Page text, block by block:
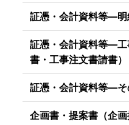
証憑・会計資料等―明
証憑・会計資料等―
書・工事注文書請書）
証憑・会計資料等―そ
企画書・提案書（企画